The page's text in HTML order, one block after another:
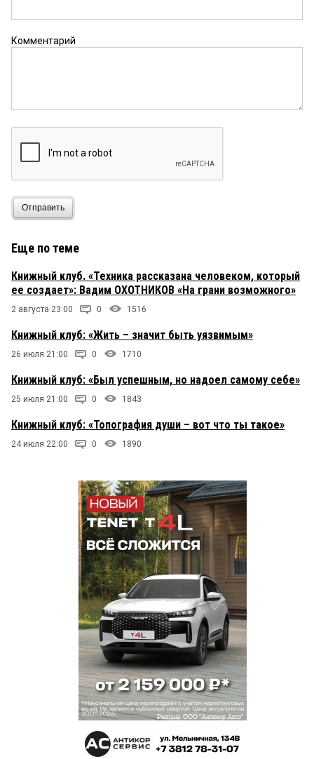
Комментарий
Отправить
Еще по теме
Книжный клуб. «Техника рассказана человеком, который
ее создает»: Вадим ОХОТНИКОВ «На грани возможного»
2 августа 23:00 0 1516
Книжный клуб: «Жить – значит быть уязвимым»
26 июля 21:00 0 1710
Книжный клуб: «Был успешным, но надоел самому себе»
25 июля 21:00 0 1843
Книжный клуб: «Топография души – вот что ты такое»
24 июля 22:00 0 1890